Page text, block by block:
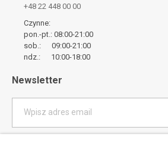
+48 22 448 00 00
Czynne:
pon.-pt.: 08:00-21:00
sob.: 09:00-21:00
ndz.: 10:00-18:00
Newsletter
Wpisz adres email